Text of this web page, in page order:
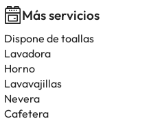
Más servicios
Dispone de toallas
Lavadora
Horno
Lavavajillas
Nevera
Cafetera